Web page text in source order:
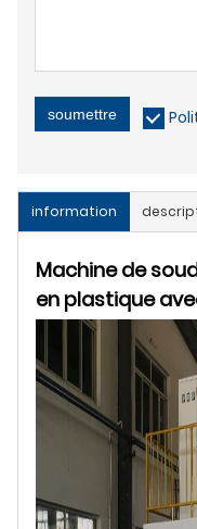
soumettre
information
Machine de
en plastique